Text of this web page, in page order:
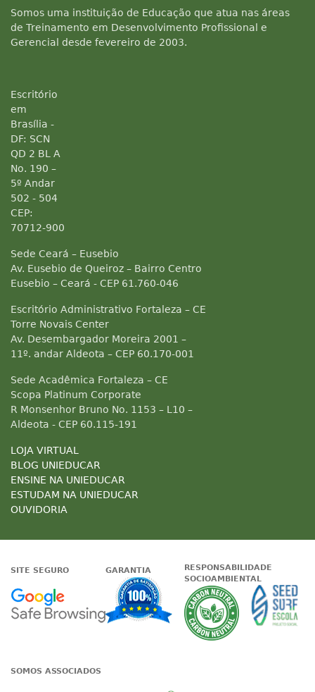
Somos uma instituição de Educação que atua nas áreas
de Treinamento em Desenvolvimento Profissional e
Gerencial desde fevereiro de 2003.
Escritório
em
Brasília -
DF: SCN
QD 2 BL A
No. 190 –
5º Andar
502 - 504
CEP:
70712-900
Sede Ceará – Eusebio
Av. Eusebio de Queiroz – Bairro Centro
Eusebio – Ceará - CEP 61.760-046
Escritório Administrativo Fortaleza – CE
Torre Novais Center
Av. Desembargador Moreira 2001 –
11º. andar Aldeota – CEP 60.170-001
Sede Acadêmica Fortaleza – CE
Scopa Platinum Corporate
R Monsenhor Bruno No. 1153 – L10 –
Aldeota - CEP 60.115-191
LOJA VIRTUAL
BLOG UNIEDUCAR
ENSINE NA UNIEDUCAR
ESTUDAM NA UNIEDUCAR
OUVIDORIA
SITE SEGURO
Google - Status do site no
GARANTIA
Garantia de
RESPONSABILIDADE
SOCIOAMBIENTAL
A
SOMOS ASSOCIADOS